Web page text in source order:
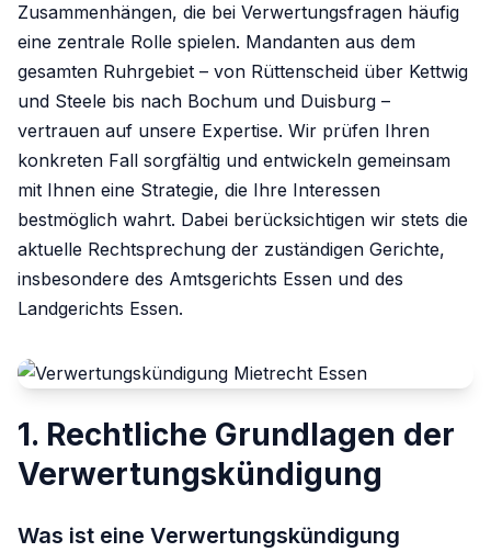
Zusammenhängen, die bei Verwertungsfragen häufig
eine zentrale Rolle spielen. Mandanten aus dem
gesamten Ruhrgebiet – von Rüttenscheid über Kettwig
und Steele bis nach Bochum und Duisburg –
vertrauen auf unsere Expertise. Wir prüfen Ihren
konkreten Fall sorgfältig und entwickeln gemeinsam
mit Ihnen eine Strategie, die Ihre Interessen
bestmöglich wahrt. Dabei berücksichtigen wir stets die
aktuelle Rechtsprechung der zuständigen Gerichte,
insbesondere des Amtsgerichts Essen und des
Landgerichts Essen.
1. Rechtliche Grundlagen der
Verwertungskündigung
Was ist eine Verwertungskündigung